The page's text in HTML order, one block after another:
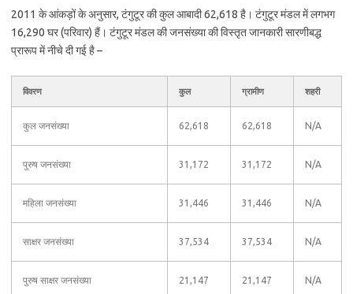
2011 के आंकड़ों के अनुसार, टंगुटूर की कुल आबादी 62,618 है। टंगुटूर मंडल में लगभग
16,290 घर (परिवार) हैं। टंगुटूर मंडल की जनसंख्या की विस्तृत जानकारी सारणीबद्ध
प्रारूप में नीचे दी गई है –
विवरण कुल ग्रामीण शहरी
कुल जनसंख्या 62,618 62,618 N/A
पुरुष जनसंख्या 31,172 31,172 N/A
महिला जनसंख्या 31,446 31,446 N/A
साक्षर जनसंख्या 37,534 37,534 N/A
पुरुष साक्षर जनसंख्या 21,147 21,147 N/A